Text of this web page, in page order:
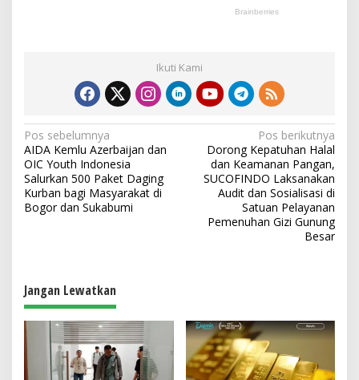
Ikuti Kami
N
a
v
i
i
p
o
s
Pos sebelumnya
AIDA Kemlu Azerbaijan dan
OIC Youth Indonesia
Salurkan 500 Paket Daging
Kurban bagi Masyarakat di
Bogor dan Sukabumi
Pos berikutnya
Dorong Kepatuhan Halal
dan Keamanan Pangan,
SUCOFINDO Laksanakan
Audit dan Sosialisasi di
Satuan Pelayanan
Pemenuhan Gizi Gunung
Besar
Jangan Lewatkan